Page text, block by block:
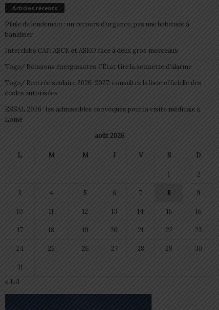
Articles récents
Pilule du lendemain : un recours d’urgence, pas une habitude à
banaliser
Interclubs CAF: ASCK et ASKO face à deux gros morceaux
Togo/ Boissons énergisantes: l’État tire la sonnette d’alarme
Togo/ Rentrée scolaire 2026-2027: consultez la liste officielle des
écoles autorisées
ESSAL 2026 : les admissibles convoqués pour la visite médicale à
Lomé
août 2026
L M M J V S D
1 2
3 4 5 6 7 8 9
10 11 12 13 14 15 16
17 18 19 20 21 22 23
24 25 26 27 28 29 30
31
« Juil